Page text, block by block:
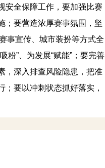
安全保障工作，要加强比赛
；要营造浓厚赛事氛围，坚
事宣传、城市装扮等方式全
粉”、为发展“赋能”；要完善
，深入排查风险隐患，把准
要以冲刺状态抓好落实，